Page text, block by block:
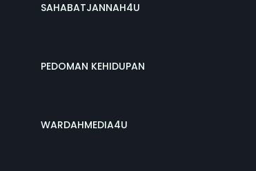
SAHABATJANNAH4U
PEDOMAN KEHIDUPAN
WARDAHMEDIA4U